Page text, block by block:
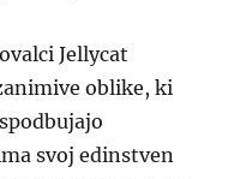
Jellycat
oblike, ki
svoj edinstven